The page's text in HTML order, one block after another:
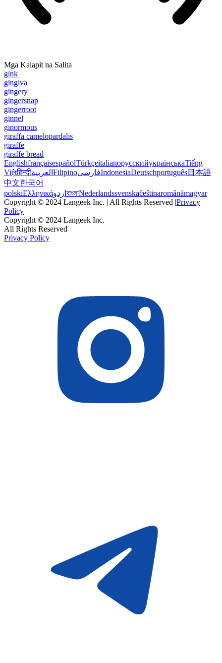
Mga Kalapit na Salita
gink
gingiva
gingery
gingersnap
gingerroot
ginnel
ginormous
giraffa camelopardalis
giraffe
giraffe bread
EnglishfrançaisespañolTürkçeitalianoрусскийукраїнськаTiếng
Việtहिन्दीالعربية FilipinoفارسیIndonesiaDeutschportuguês日本語
中文한국어
polskiΕλληνικάاردو বাংলাNederlandssvenskačeštinaromânămagyar
Copyright © 2024 Langeek Inc. | All Rights Reserved |Privacy
Policy
Copyright © 2024 Langeek Inc.
All Rights Reserved
Privacy Policy